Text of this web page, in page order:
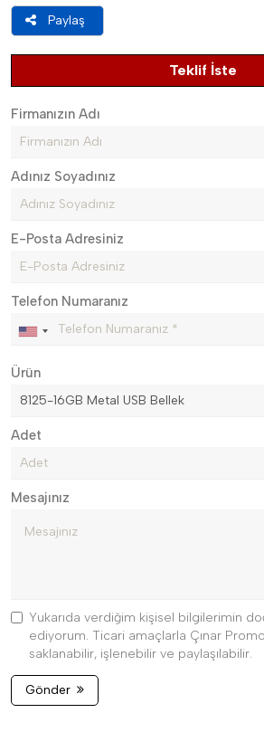
Paylaş
Teklif İste
Firmanızın Adı
Adınız Soyadınız
E-Posta Adresiniz
Telefon Numaranız
Ürün
Adet
Mesajınız
Yukarıda verdiğim kişisel bilgilerimin
ediyorum. Ticari amaçlarla Çınar
saklanabilir, işlenebilir ve paylaşılabilir.
Gönder